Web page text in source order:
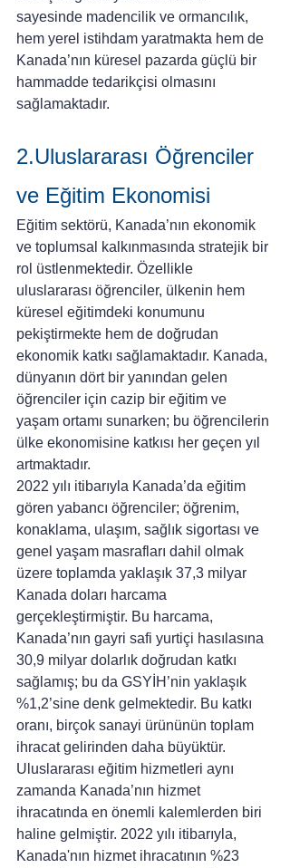
sayesinde madencilik ve ormancılık,
hem yerel istihdam yaratmakta hem de
Kanada’nın küresel pazarda güçlü bir
hammadde tedarikçisi olmasını
sağlamaktadır.
2.Uluslararası Öğrenciler
ve Eğitim Ekonomisi
Eğitim sektörü, Kanada’nın ekonomik
ve toplumsal kalkınmasında stratejik bir
rol üstlenmektedir. Özellikle
uluslararası öğrenciler, ülkenin hem
küresel eğitimdeki konumunu
pekiştirmekte hem de doğrudan
ekonomik katkı sağlamaktadır. Kanada,
dünyanın dört bir yanından gelen
öğrenciler için cazip bir eğitim ve
yaşam ortamı sunarken; bu öğrencilerin
ülke ekonomisine katkısı her geçen yıl
artmaktadır.
2022 yılı itibarıyla Kanada’da eğitim
gören yabancı öğrenciler; öğrenim,
konaklama, ulaşım, sağlık sigortası ve
genel yaşam masrafları dahil olmak
üzere toplamda yaklaşık 37,3 milyar
Kanada doları harcama
gerçekleştirmiştir. Bu harcama,
Kanada’nın gayri safi yurtiçi hasılasına
30,9 milyar dolarlık doğrudan katkı
sağlamış; bu da GSYİH’nin yaklaşık
%1,2’sine denk gelmektedir. Bu katkı
oranı, birçok sanayi ürününün toplam
ihracat gelirinden daha büyüktür.
Uluslararası eğitim hizmetleri aynı
zamanda Kanada’nın hizmet
ihracatında en önemli kalemlerden biri
haline gelmiştir. 2022 yılı itibarıyla,
Kanada'nın hizmet ihracatının %23